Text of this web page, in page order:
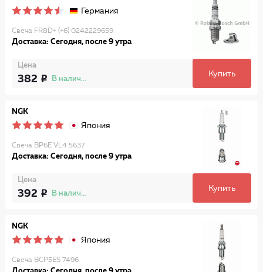
Германия
Свеча FR8D+ (+6) 0242229659
Доставка: Сегодня, после 9 утра
Цена
382 В наличии
Купить
NGK
Япония
Свеча BP6E VL4 5637
Доставка: Сегодня, после 9 утра
Цена
392 В наличии
Купить
NGK
Япония
Свеча BCP5ES 7496